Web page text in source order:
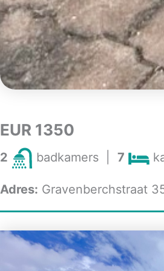
EUR 1350
2 badkamers 7
Adres: Gravenberchstraat